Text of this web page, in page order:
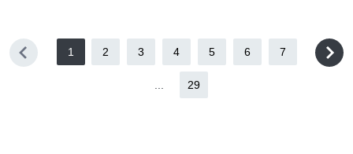
1 2 3 4 5 6 7
29